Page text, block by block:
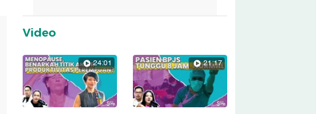
Video
24:01 21:17